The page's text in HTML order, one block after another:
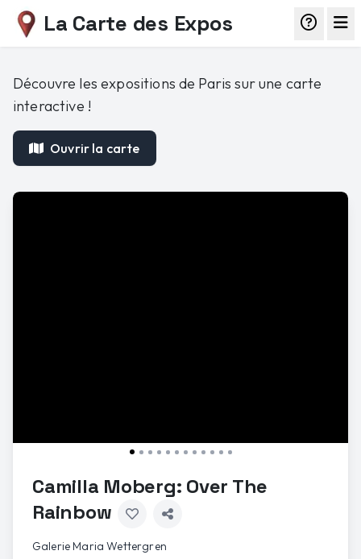
La Carte des Expos
Découvre les expositions de Paris sur une carte
interactive !
Ouvrir la carte
Camilla Moberg: Over The
Rainbow
Galerie Maria Wettergren